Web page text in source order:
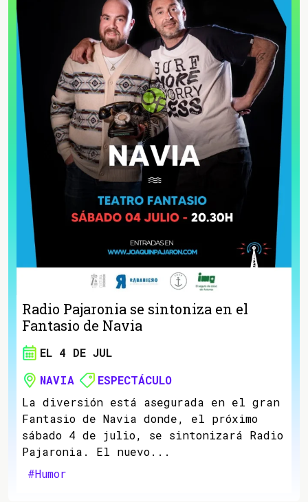
Radio Pajaronia se sintoniza en el
Fantasio de Navia
EL 4 DE JUL
NAVIA
ESPECTÁCULO
La diversión está asegurada en el gran
Fantasio de Navia donde, el próximo
sábado 4 de julio, se sintonizará Radio
Pajaronia. El nuevo...
#Humor